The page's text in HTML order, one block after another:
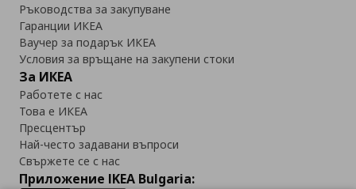
Ръководства за закупуване
Гаранции ИКЕА
Ваучер за подарък ИКЕА
Условия за връщане на закупени стоки
За ИКЕА
Работете с нас
Това е ИКЕА
Пресцентър
Най-често задавани въпроси
Свържете се с нас
Приложение IKEA Bulgaria: